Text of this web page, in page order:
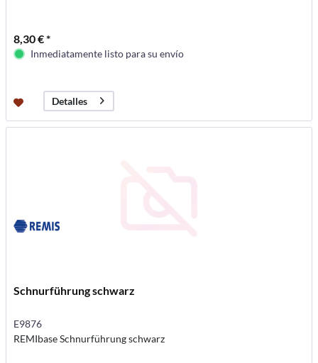
8,30 € *
Inmediatamente listo para su envío
Detalles
Schnurführung schwarz
E9876
REMIbase Schnurführung schwarz